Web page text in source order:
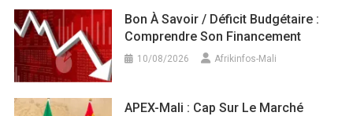
Bon À Savoir / Déficit Budgétaire :
Comprendre Son Financement
10/08/2026 Afrikinfos-Mali
APEX-Mali : Cap Sur Le Marché